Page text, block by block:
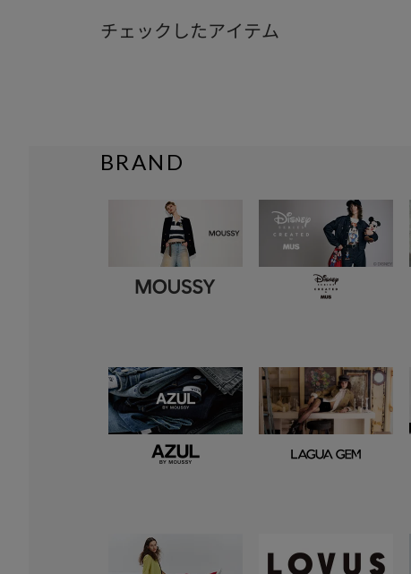
チェックしたアイテム
BRAND